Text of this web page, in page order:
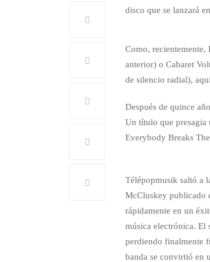
disco que se lanzará
Como, recientemente,
anterior) o Cabaret
de silencio radial),
Después de quince
Un título que presagia
Everybody Breaks
Télépopmusik saltó a
McCluskey publicado
rápidamente en un
música electrónica. El
perdiendo finalmente
banda se convirtió en